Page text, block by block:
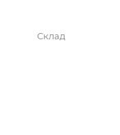
Склад